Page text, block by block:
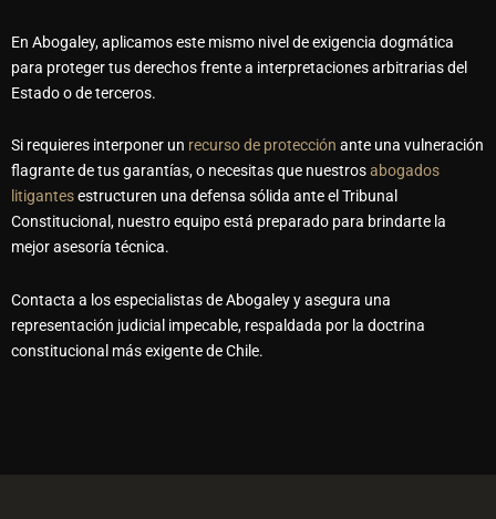
En Abogaley, aplicamos este mismo nivel de exigencia dogmática
para proteger tus derechos frente a interpretaciones arbitrarias del
Estado o de terceros.
Si requieres interponer un recurso de protección ante una vulneración
flagrante de tus garantías, o necesitas que nuestrosabogados
litigantesestructuren una defensa sólida ante el Tribunal
Constitucional, nuestro equipo está preparado para brindarte la
mejor asesoría técnica.
Contacta a los especialistas de Abogaleyy asegura una
representación judicial impecable, respaldada por la doctrina
constitucional más exigente de Chile.